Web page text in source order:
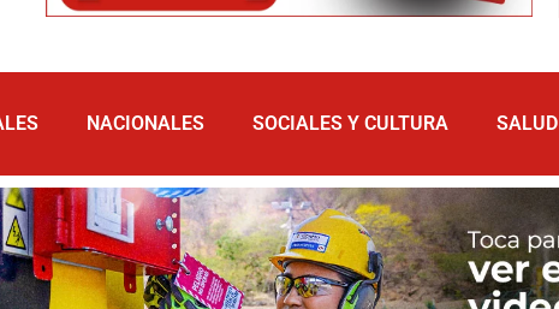
NACIONALES SOCIALES Y CULTURA SALUD